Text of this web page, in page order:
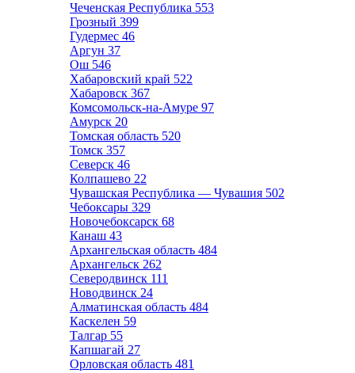
Чеченская Республика 553
Грозный 399
Гудермес 46
Аргун 37
Ош 546
Хабаровский край 522
Хабаровск 367
Комсомольск-на-Амуре 97
Амурск 20
Томская область 520
Томск 357
Северск 46
Колпашево 22
Чувашская Республика — Чувашия 502
Чебоксары 329
Новочебоксарск 68
Канаш 43
Архангельская область 484
Архангельск 262
Северодвинск 111
Новодвинск 24
Алматинская область 484
Каскелен 59
Талгар 55
Капшагай 27
Орловская область 481